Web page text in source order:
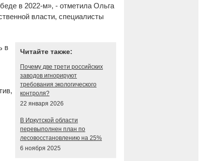
в 2022-м», - отметила Ольга
власти, специалисты
Читайте также:
Почему две трети российских
заводов игнорируют
требования экологического
контроля?
22 января 2026
В Иркутской области
перевыполнен план по
лесовосстановлению на 25%
6 ноября 2025
в